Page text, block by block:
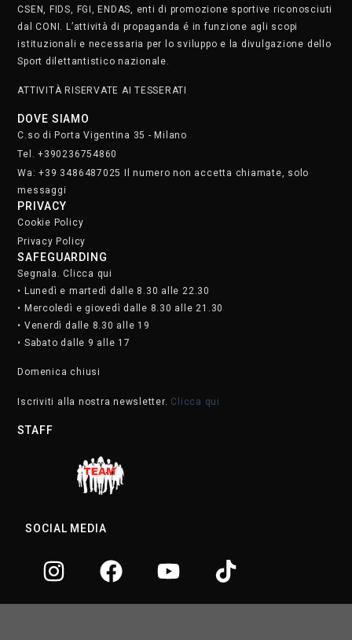
CSEN, FIDS, FGI, ENDAS, enti di promozione sportive riconosciuti
dal CONI. L’attività di propaganda é in funzione agli scopi
istituzionali e necessaria per lo sviluppo e la divulgazione dello
Sport dilettantistico nazionale.
ATTIVITÀ RISERVATE AI TESSERATI
DOVE SIAMO
C.so di Porta Vigentina 35 - Milano
Tel. +390236754860
Wa: +39 3486487025 Il numero non accetta chiamate, solo
messaggi
PRIVACY
Cookie Policy
Privacy Policy
SAFEGUARDING
Segnala. Clicca qui
• Lunedì e martedì dalle 8.30 alle 22.30
• Mercoledì e giovedì dalle 8.30 alle 21.30
• Venerdì dalle 8.30 alle 19
• Sabato dalle 9 alle 17
Domenica chiusi
Iscriviti alla nostra newsletter. Clicca qui
STAFF
SOCIAL MEDIA